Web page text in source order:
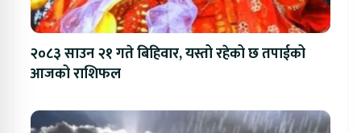
२०८३ साउन २१ गते बिहिवार, यस्तो रहेको छ तपाईको
आजको राशिफल